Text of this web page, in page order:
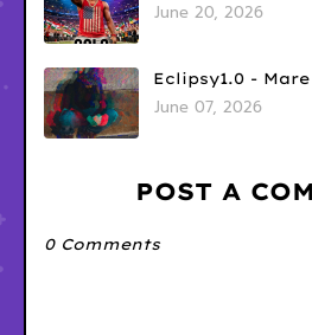
June 20, 2026
Eclipsy1.0 -
June 07, 2026
POST A
0 Comments